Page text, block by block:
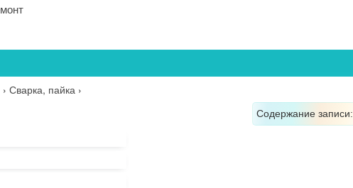
› Сварка, пайка ›
Содержание записи: